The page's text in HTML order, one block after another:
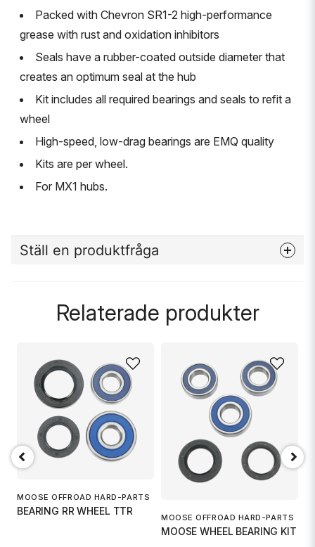
Packed with Chevron SR1-2 high-performance
grease with rust and oxidation inhibitors
Seals have a rubber-coated outside diameter that
creates an optimum seal at the hub
Kit includes all required bearings and seals to refit a
wheel
High-speed, low-drag bearings are EMQ quality
Kits are per wheel.
For MX1 hubs.
Ställ en produktfråga
Namn
Mejladress
Relaterade produkter
MOOSE OFFROAD HARD-PARTS
BEARING RR WHEEL TTR
MOOSE OFFROAD HARD-PARTS
MOOSE WHEEL BEARING KIT